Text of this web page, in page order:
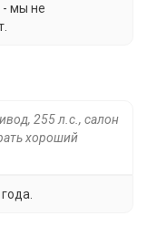
- мы не
255 л.с., салон
хороший